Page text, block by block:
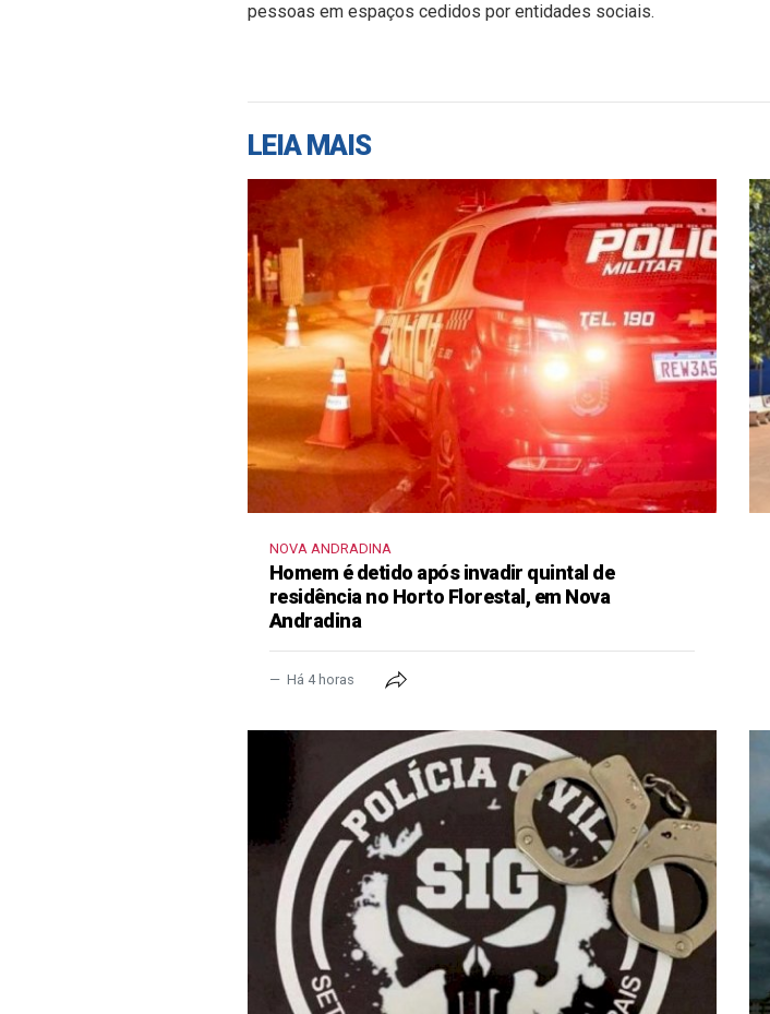
pessoas em espaços cedidos por entidades sociais.
LEIA MAIS
NOVA ANDRADINA
Homem é detido após invadir quintal de
residência no Horto Florestal, em Nova
Andradina
Há 4 horas